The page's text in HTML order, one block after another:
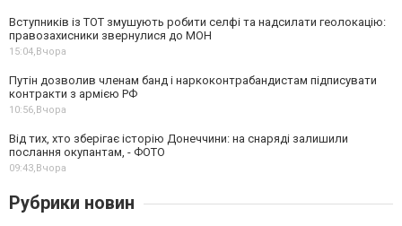
Вступників із ТОТ змушують робити селфі та надсилати геолокацію:
правозахисники звернулися до МОН
15:04,Вчора
Путін дозволив членам банд і наркоконтрабандистам підписувати
контракти з армією РФ
10:56,Вчора
Від тих, хто зберігає історію Донеччини: на снаряді залишили
послання окупантам, - ФОТО
09:43,Вчора
Рубрики новин